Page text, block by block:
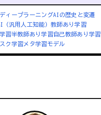
ディープラーニングAIの歴史と変遷
（汎用人工知能）教師あり学習
習半教師あり学習自己教師あり学習
ク学習メタ学習モデル